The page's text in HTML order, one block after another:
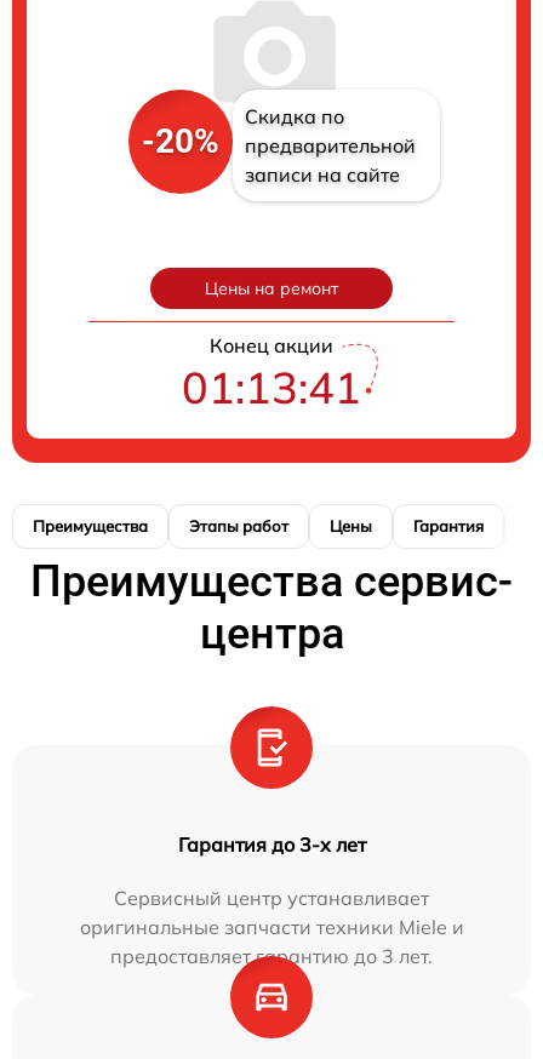
-20%
Скидка по
предварительной
записи на сайте
Цены на ремонт
Конец акции
01:13:41
Преимущества Этапы работ Цены Гарантия
Преимущества сервис-
центра
Гарантия до 3-х лет
Сервисный центр устанавливает
оригинальные запчасти техники Miele и
предоставляет гарантию до 3 лет.